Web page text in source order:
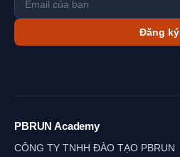
Đăng ký
PBRUN Academy
CÔNG TY TNHH ĐÀO TẠO PBRUN